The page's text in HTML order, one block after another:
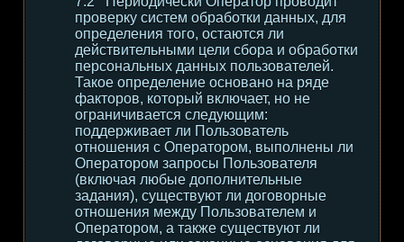
проверку систем обработки данных, для
определения того, остаются ли
действительными цели сбора и обработки
персональных данных пользователей.
Такое определение основано на ряде
факторов, который включает, но не
ограничивается следующим:
поддерживает ли Пользователь
отношения с Оператором, выполнены ли
Оператором запросы Пользователя
(включая любые дополнительные
задания), существуют ли договорные
отношения между Пользователем и
Оператором, а также существуют ли